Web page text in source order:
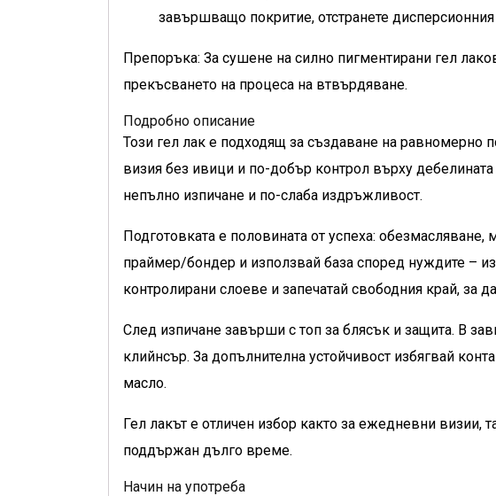
завършващо покритие, отстранете
Препоръка: За сушене на силно пигментирани гел
прекъсването на процеса на втвърдяване.
Подробно описание
Този гел лак е подходящ за създаване на равномерно
визия без ивици и по-добър контрол върху
непълно изпичане и по-слаба издръжливост.
Подготовката е половината от успеха:
праймер/бондер и използвай база според нуждите –
контролирани слоеве и запечатай свободния край, за
След изпичане завърши с топ за блясък и защита. В
клийнсър. За допълнителна устойчивост избягвай
масло.
Гел лакът е отличен избор както за ежедневни визии,
поддържан дълго време.
Начин на употреба